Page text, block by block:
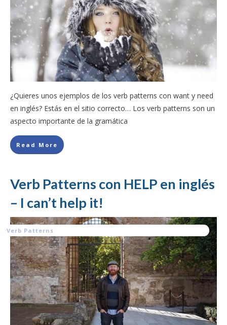
¿Quieres unos ejemplos de los verb patterns con want y need
en inglés? Estás en el sitio correcto… Los verb patterns son un
aspecto importante de la gramática
Read More
Verb Patterns con HELP en inglés
– I can’t help it!
Verb Patterns